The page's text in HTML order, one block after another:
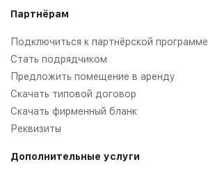
Партнёрам
Подключиться к партнёрской программе
Стать подрядчиком
Предложить помещение в аренду
Скачать типовой договор
Скачать фирменный бланк
Реквизиты
Дополнительные услуги